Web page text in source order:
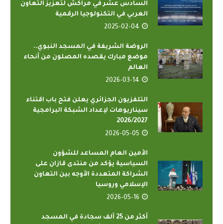
السادس عشر في مراكش لتعزيز التعاون
العربي في التكنولوجيا الرقمية
2025-02-04
الروضة الشريفة في المسجد النبوي..
موضع مبارك يقصده المصلون من أنحاء
العالم
2026-03-14
التلفزيون الجزائري يعلن فتح باب اقتناء
سيناريوهات لإعداد الشبكة البرامجية
2026/2027
2026-05-05
الأمين العام المساعد للشؤون
السياسية يؤكد من منتدى قازان على
الشراكة المتعددة الأوجه بين التعاون
الإسلامي وروسيا
2026-05-16
أكثر من 25 ألف سجادة في المسجد